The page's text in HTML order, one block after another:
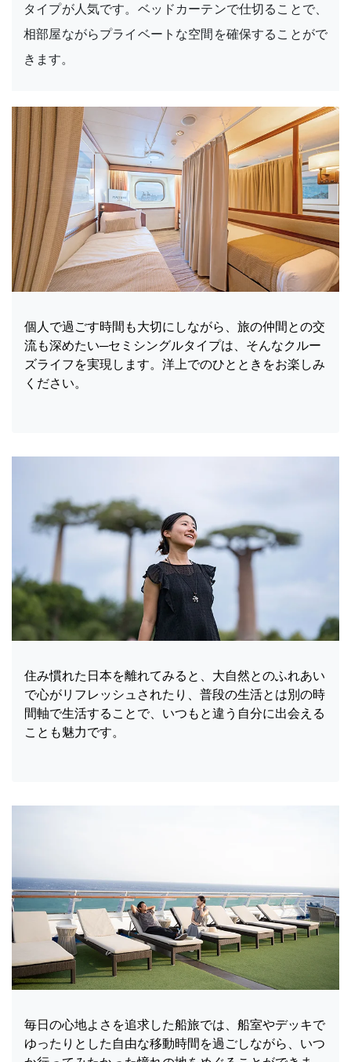
タイプが人気です。ベッドカーテンで仕切ることで、
相部屋ながらプライベートな空間を確保することがで
きます。
個人で過ごす時間も大切にしながら、旅の仲間との交
流も深めたい─セミシングルタイプは、そんなクルー
ズライフを実現します。洋上でのひとときをお楽しみ
ください。
住み慣れた日本を離れてみると、大自然とのふれあい
で心がリフレッシュされたり、普段の生活とは別の時
間軸で生活することで、いつもと違う自分に出会える
ことも魅力です。
毎日の心地よさを追求した船旅では、船室やデッキで
ゆったりとした自由な移動時間を過ごしながら、いつ